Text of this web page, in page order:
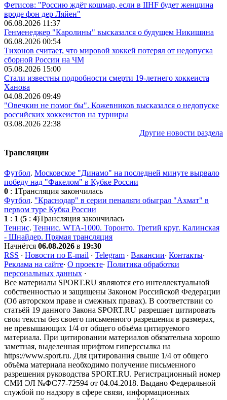
Фетисов: "Россию ждёт кошмар, если в IIHF будет женщина
вроде фон дер Ляйен"
06.08.2026 11:37
Генменеджер "Каролины" высказался о будущем Никишина
06.08.2026 00:54
Тихонов считает, что мировой хоккей потерял от недопуска
сборной России на ЧМ
05.08.2026 15:00
Стали известны подробности смерти 19-летнего хоккеиста
Ханова
04.08.2026 09:49
"Овечкин не помог бы". Кожевников высказался о недопуске
российских хоккеистов на турниры
03.08.2026 22:38
Другие новости раздела
Трансляции
Футбол. Московское "Динамо" на последней минуте вырвало
победу над "Факелом" в Кубке России
0 : 1Трансляция закончилась
Футбол. "Краснодар" в серии пенальти обыграл "Ахмат" в
первом туре Кубка России
1 : 1 (5 : 4)Трансляция закончилась
Теннис. Теннис. WTA-1000. Торонто. Третий круг. Калинская
- Шнайдер. Прямая трансляция
Начнётся 06.08.2026 в 19:30
RSS · Новости по E-mail · Telegram · Вакансии· Контакты·
Реклама на сайте· О проекте· Политика обработки
персональных данных ·
Все материалы SPORT.RU являются его интеллектуальной
собственностью и защищены Законом Российской Федерации
(Об авторском праве и смежных правах). В соответствии со
статьёй 19 данного Закона SPORT.RU разрешает цитировать
свои тексты без своего письменного разрешения в размерах,
не превышающих 1/4 от общего объёма цитируемого
материала. При цитировании материалов обязательна хорошо
заметная, выделенная шрифтом гиперссылка на
https://www.sport.ru. Для цитирования свыше 1/4 от общего
объёма материала необходимо получение письменного
разрешения руководства SPORT.RU. Регистрационный номер
СМИ ЭЛ №ФС77-72594 от 04.04.2018. Выдано Федеральной
службой по надзору в сфере связи, информационных